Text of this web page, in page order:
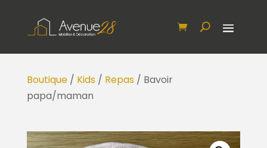
Boutique/ Kids/ Repas/ Bavoir
papa/maman